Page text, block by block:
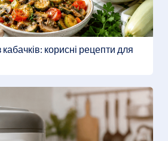
корисні рецепти для